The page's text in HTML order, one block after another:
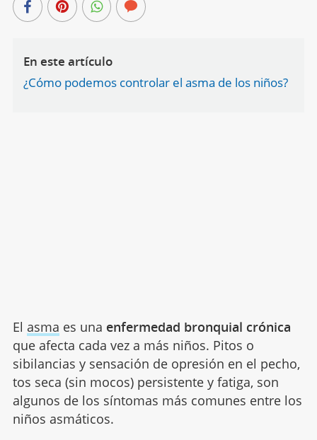
En este artículo
¿Cómo podemos controlar el asma de los niños?
El asma es una enfermedad bronquial crónica
que afecta cada vez a más niños. Pitos o
sibilancias y sensación de opresión en el pecho,
tos seca (sin mocos) persistente y fatiga, son
algunos de los síntomas más comunes entre los
niños asmáticos.